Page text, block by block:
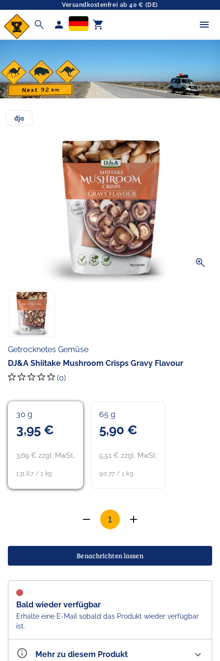
Versandkostenfrei ab 40 € (DE)
search person shopping_cart
dja
zoom_in
Getrocknetes Gemüse
DJ&A Shiitake Mushroom Crisps Gravy Flavour
(0)
30 g
3,95 €
3,69 € zzgl. MwSt.
131,67 / 1 kg
65 g
5,90 €
5,51 € zzgl. MwSt.
90,77 / 1 kg
Benachrichten lassen
Bald wieder verfügbar
Erhalte eine E-Mail sobald das Produkt wieder verfügbar
ist.
Mehr zu diesem Produkt